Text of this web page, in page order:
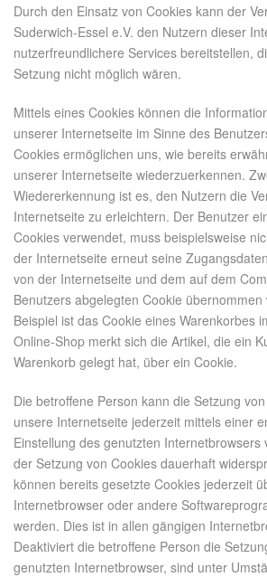
Durch den Einsatz von Cookies kann der
Suderwich-Essel e.V. den Nutzern dieser
nutzerfreundlichere Services bereitstellen,
Setzung nicht möglich wären.
Mittels eines Cookies können die
unserer Internetseite im Sinne des
Cookies ermöglichen uns, wie bereits
unserer Internetseite wiederzuerkennen.
Wiedererkennung ist es, den Nutzern die
Internetseite zu erleichtern. Der Benutzer
Cookies verwendet, muss beispielsweise
der Internetseite erneut seine
von der Internetseite und dem auf dem
Benutzers abgelegten Cookie
Beispiel ist das Cookie eines Warenkorbes
Online-Shop merkt sich die Artikel, die ein
Warenkorb gelegt hat, über ein Cookie.
Die betroffene Person kann die Setzung
unsere Internetseite jederzeit mittels einer
Einstellung des genutzten
der Setzung von Cookies dauerhaft
können bereits gesetzte Cookies jederzeit
Internetbrowser oder andere
werden. Dies ist in allen gängigen
Deaktiviert die betroffene Person die
genutzten Internetbrowser, sind unter